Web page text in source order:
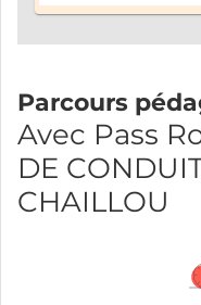
Parcours
Avec Pass
DE
CHAILLOU